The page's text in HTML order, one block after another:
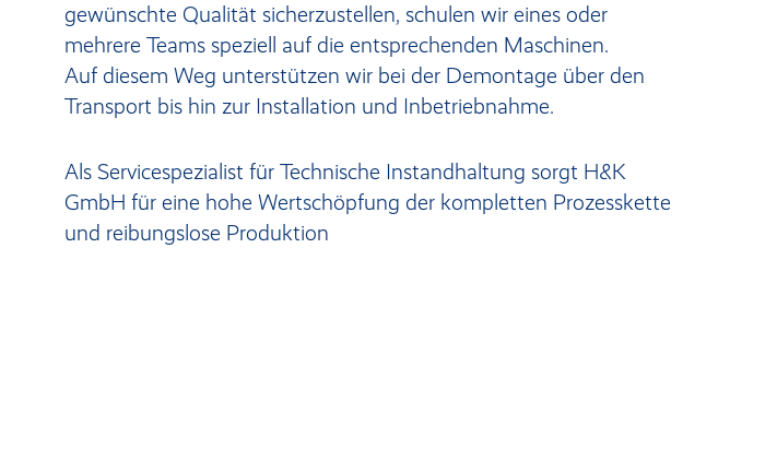
gewünschte Qualität sicherzustellen, schulen wir eines oder
mehrere Teams speziell auf die entsprechenden Maschinen.
Auf diesem Weg unterstützen wir bei der Demontage über den
Transport bis hin zur Installation und Inbetriebnahme.
Als Servicespezialist für Technische Instandhaltung sorgt H&K
GmbH für eine hohe Wertschöpfung der kompletten Prozesskette
und reibungslose Produktion